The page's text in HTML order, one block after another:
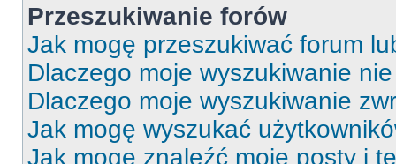
Przeszukiwanie forów
Jak mogę przeszukiwać forum
Dlaczego moje wyszukiwanie
Dlaczego moje wyszukiwanie
Jak mogę wyszukać
Jak mogę znaleźć moje posty i